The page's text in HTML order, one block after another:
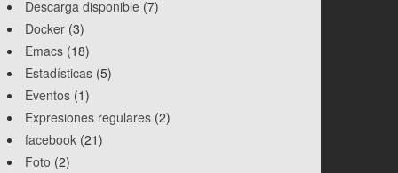
Descarga disponible (7)
Docker (3)
Emacs (18)
Estadísticas (5)
Eventos (1)
Expresiones regulares (2)
facebook (21)
Foto (2)